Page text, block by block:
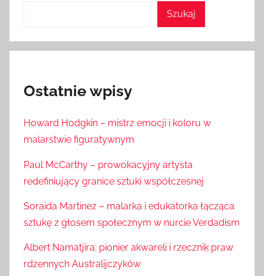
Szukaj
Ostatnie wpisy
Howard Hodgkin – mistrz emocji i koloru w
malarstwie figuratywnym
Paul McCarthy – prowokacyjny artysta
redefiniujący granice sztuki współczesnej
Soraida Martinez – malarka i edukatorka łącząca
sztukę z głosem społecznym w nurcie Verdadism
Albert Namatjira: pionier akwareli i rzeczniķ praw
rdzennych Australijczyków